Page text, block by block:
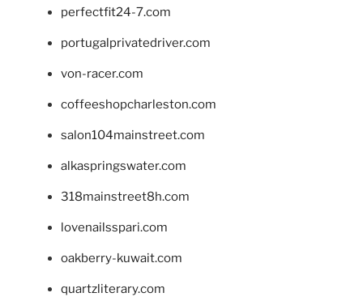
perfectfit24-7.com
portugalprivatedriver.com
von-racer.com
coffeeshopcharleston.com
salon104mainstreet.com
alkaspringswater.com
318mainstreet8h.com
lovenailsspari.com
oakberry-kuwait.com
quartzliterary.com